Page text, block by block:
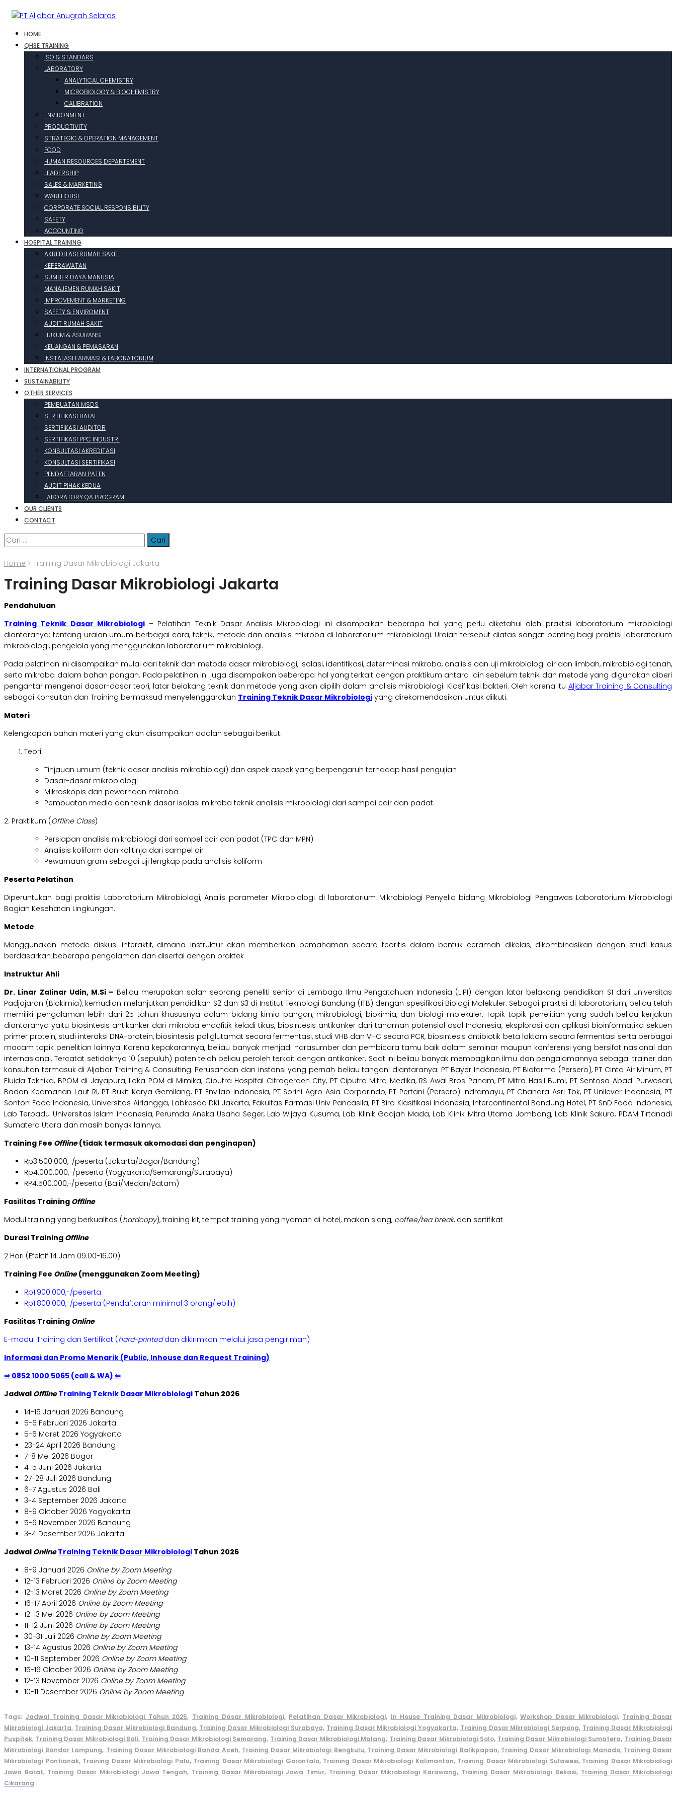
HOME
QHSE TRAINING
ISO & STANDARS
LABORATORY
ANALYTICAL CHEMISTRY
MICROBIOLOGY & BIOCHEMISTRY
CALIBRATION
ENVIRONMENT
PRODUCTIVITY
STRATEGIC & OPERATION MANAGEMENT
FOOD
HUMAN RESOURCES DEPARTEMENT
LEADERSHIP
SALES & MARKETING
WAREHOUSE
CORPORATE SOCIAL RESPONSIBILITY
SAFETY
ACCOUNTING
HOSPITAL TRAINING
AKREDITASI RUMAH SAKIT
KEPERAWATAN
SUMBER DAYA MANUSIA
MANAJEMEN RUMAH SAKIT
IMPROVEMENT & MARKETING
SAFETY & ENVIROMENT
AUDIT RUMAH SAKIT
HUKUM & ASURANSI
KEUANGAN & PEMASARAN
INSTALASI FARMASI & LABORATORIUM
INTERNATIONAL PROGRAM
SUSTAINABILITY
OTHER SERVICES
PEMBUATAN MSDS
SERTIFIKASI HALAL
SERTIFIKASI AUDITOR
SERTIFIKASI PPC INDUSTRI
KONSULTASI AKREDITASI
KONSULTASI SERTIFIKASI
PENDAFTARAN PATEN
AUDIT PIHAK KEDUA
LABORATORY QA PROGRAM
OUR CLIENTS
CONTACT
Cari
untuk:
Home > Training Dasar Mikrobiologi Jakarta
Training Dasar Mikrobiologi Jakarta
Pendahuluan
Training Teknik Dasar Mikrobiologi– Pelatihan Teknik Dasar Analisis Mikrobiologi ini disampaikan beberapa hal yang perlu diketahui oleh praktisi laboratorium mikrobiologi
diantaranya: tentang uraian umum berbagai cara, teknik, metode dan analisis mikroba di laboratorium mikrobiologi. Uraian tersebut diatas sangat penting bagi praktisi laboratorium
mikrobiologi, pengelola yang menggunakan laboratorium mikrobiologi.
Pada pelatihan ini disampaikan mulai dari teknik dan metode dasar mikrobiologi, isolasi, identifikasi, determinasi mikroba, analisis dan uji mikrobiologi air dan limbah, mikrobiologi tanah,
serta mikroba dalam bahan pangan. Pada pelatihan ini juga disampaikan beberapa hal yang terkait dengan praktikum antara lain sebelum teknik dan metode yang digunakan diberi
pengantar mengenai dasar-dasar teori, latar belakang teknik dan metode yang akan dipilih dalam analisis mikrobiologi. Klasifikasi bakteri. Oleh karena itu Aljabar Training & Consulting
sebagai Konsultan dan Training bermaksud menyelenggarakan Training Teknik Dasar Mikrobiologi yang direkomendasikan untuk diikuti.
Materi
Kelengkapan bahan materi yang akan disampaikan adalah sebagai berikut:
Teori
Tinjauan umum (teknik dasar analisis mikrobiologi) dan aspek aspek yang berpengaruh terhadap hasil pengujian
Dasar-dasar mikrobiologi
Mikroskopis dan pewarnaan mikroba
Pembuatan media dan teknik dasar isolasi mikroba teknik analisis mikrobiologi dari sampai cair dan padat.
2. Praktikum (Offline Class)
Persiapan analisis mikrobiologi dari sampel cair dan padat (TPC dan MPN)
Analisis koliform dan kolitinja dari sampel air
Pewarnaan gram sebagai uji lengkap pada analisis koliform
Peserta Pelatihan
Diperuntukan bagi praktisi Laboratorium Mikrobiologi, Analis parameter Mikrobiologi di laboratorium Mikrobiologi Penyelia bidang Mikrobiologi Pengawas Laboratorium Mikrobiologi
Bagian Kesehatan Lingkungan.
Metode
Menggunakan metode diskusi interaktif, dimana instruktur akan memberikan pemahaman secara teoritis dalam bentuk ceramah dikelas, dikombinasikan dengan studi kasus
berdasarkan beberapa pengalaman dan disertai dengan praktek
Instruktur Ahli
Dr. Linar Zalinar Udin, M.Si – Beliau merupakan salah seorang peneliti senior di Lembaga Ilmu Pengatahuan Indonesia (LIPI) dengan latar belakang pendidikan S1 dari Universitas
Padjajaran (Biokimia), kemudian melanjutkan pendidikan S2 dan S3 di Institut Teknologi Bandung (ITB) dengan spesifikasi Biologi Molekuler. Sebagai praktisi di laboratorium, beliau telah
memiliki pengalaman lebih dari 25 tahun khususnya dalam bidang kimia pangan, mikrobiologi, biokimia, dan biologi molekuler. Topik-topik penelitian yang sudah beliau kerjakan
diantaranya yaitu biosintesis antikanker dari mikroba endofitik keladi tikus, biosintesis antikanker dari tanaman potensial asal Indonesia, eksplorasi dan aplikasi bioinformatika sekuen
primer protein, studi interaksi DNA-protein, biosintesis poliglutamat secara fermentasi, studi VHB dan VHC secara PCR, biosintesis antibiotik beta laktam secara fermentasi serta berbagai
macam topik penelitian lainnya. Karena kepakarannya, beliau banyak menjadi narasumber dan pembicara tamu baik dalam seminar maupun konferensi yang bersifat nasional dan
internasional. Tercatat setidaknya 10 (sepuluh) paten telah beliau peroleh terkait dengan antikanker. Saat ini beliau banyak membagikan ilmu dan pengalamannya sebagai trainer dan
konsultan termasuk di Aljabar Training & Consulting. Perusahaan dan instansi yang pernah beliau tangani diantaranya: PT Bayer Indonesia, PT Biofarma (Persero), PT Cinta Air Minum, PT
Fluida Teknika, BPOM di Jayapura, Loka POM di Mimika, Ciputra Hospital Citragerden City, PT Ciputra Mitra Medika, RS Awal Bros Panam, PT Mitra Hasil Bumi, PT Sentosa Abadi Purwosari,
Badan Keamanan Laut RI, PT Bukit Karya Gemilang, PT Envilab Indonesia, PT Sorini Agro Asia Corporindo, PT Pertani (Persero) Indramayu, PT Chandra Asri Tbk, PT Unilever Indonesia, PT
Sonton Food Indonesia, Universitas Airlangga, Labkesda DKI Jakarta, Fakultas Farmasi Univ Pancasila, PT Biro Klasifikasi Indonesia, Intercontinental Bandung Hotel, PT SnD Food Indonesia,
Lab Terpadu Universitas Islam Indonesia, Perumda Aneka Usaha Seger, Lab Wijaya Kusuma, Lab Klinik Gadjah Mada, Lab Klinik Mitra Utama Jombang, Lab Klinik Sakura, PDAM Tirtanadi
Sumatera Utara dan masih banyak lainnya.
Training Fee Offline(tidak termasuk akomodasi dan penginapan)
Rp3.500.000,-/peserta (Jakarta/Bogor/Bandung)
Rp4.000.000,-/peserta (Yogyakarta/Semarang/Surabaya)
RP4.500.000,-/peserta (Bali/Medan/Batam)
Fasilitas Training Offline
Modul training yang berkualitas (hardcopy), training kit, tempat training yang nyaman di hotel, makan siang, coffee/tea break, dan sertifikat
Durasi Training Offline
2 Hari (Efektif 14 Jam 09.00-16.00)
Training Fee Online(menggunakan Zoom Meeting)
Rp1.900.000,-/peserta
Rp1.800.000,-/peserta (Pendaftaran minimal 3 orang/lebih)
Fasilitas Training Online
E-modul Training dan Sertifikat (hard-printeddan dikirimkan melalui jasa pengiriman)
Informasi dan Promo Menarik (Public, Inhouse dan Request Training)
⇒ 0852 1000 5065 (call & WA) ⇐
Jadwal Offline Training Teknik Dasar Mikrobiologi Tahun 2026
14-15 Januari 2026 Bandung
5-6 Februari 2026 Jakarta
5-6 Maret 2026 Yogyakarta
23-24 April 2026 Bandung
7-8 Mei 2026 Bogor
4-5 Juni 2026 Jakarta
27-28 Juli 2026 Bandung
6-7 Agustus 2026 Bali
3-4 September 2026 Jakarta
8-9 Oktober 2026 Yogyakarta
5-6 November 2026 Bandung
3-4 Desember 2026 Jakarta
Jadwal Online Training Teknik Dasar Mikrobiologi Tahun 2026
8-9 Januari 2026 Online by Zoom Meeting
12-13 Februari 2026 Online by Zoom Meeting
12-13 Maret 2026 Online by Zoom Meeting
16-17 April 2026 Online by Zoom Meeting
12-13 Mei 2026 Online by Zoom Meeting
11-12 Juni 2026 Online by Zoom Meeting
30-31 Juli 2026 Online by Zoom Meeting
13-14 Agustus 2026 Online by Zoom Meeting
10-11 September 2026 Online by Zoom Meeting
15-16 Oktober 2026 Online by Zoom Meeting
12-13 November 2026 Online by Zoom Meeting
10-11 Desember 2026 Online by Zoom Meeting
Tags: Jadwal Training Dasar Mikrobiologi Tahun 2025, Training Dasar Mikrobiologi, Pelatihan Dasar Mikrobiologi, In House Training Dasar Mikrobiologi, Workshop Dasar Mikrobiologi, Training Dasar
Mikrobiologi Jakarta, Training Dasar Mikrobiologi Bandung, Training Dasar Mikrobiologi Surabaya, Training Dasar Mikrobiologi Yogyakarta, Training Dasar Mikrobiologi Serpong, Training Dasar Mikrobiologi
Puspitek, Training Dasar Mikrobiologi Bali, Training Dasar Mikrobiologi Semarang, Training Dasar Mikrobiologi Malang, Training Dasar Mikrobiologi Solo, Training Dasar Mikrobiologi Sumatera, Training Dasar
Mikrobiologi Bandar Lampung, Training Dasar Mikrobiologi Banda Aceh, Training Dasar Mikrobiologi Bengkulu, Training Dasar Mikrobiologi Balikpapan, Training Dasar Mikrobiologi Manado, Training Dasar
Mikrobiologi Pontianak, Training Dasar Mikrobiologi Palu, Training Dasar Mikrobiologi Gorontalo, Training Dasar Mikrobiologi Kalimantan, Training Dasar Mikrobiologi Sulawesi, Training Dasar Mikrobiologi
Jawa Barat, Training Dasar Mikrobiologi Jawa Tengah, Training Dasar Mikrobiologi Jawa Timur, Training Dasar Mikrobiologi Karawang, Training Dasar Mikrobiologi Bekasi, Training Dasar Mikrobiologi
Cikarang